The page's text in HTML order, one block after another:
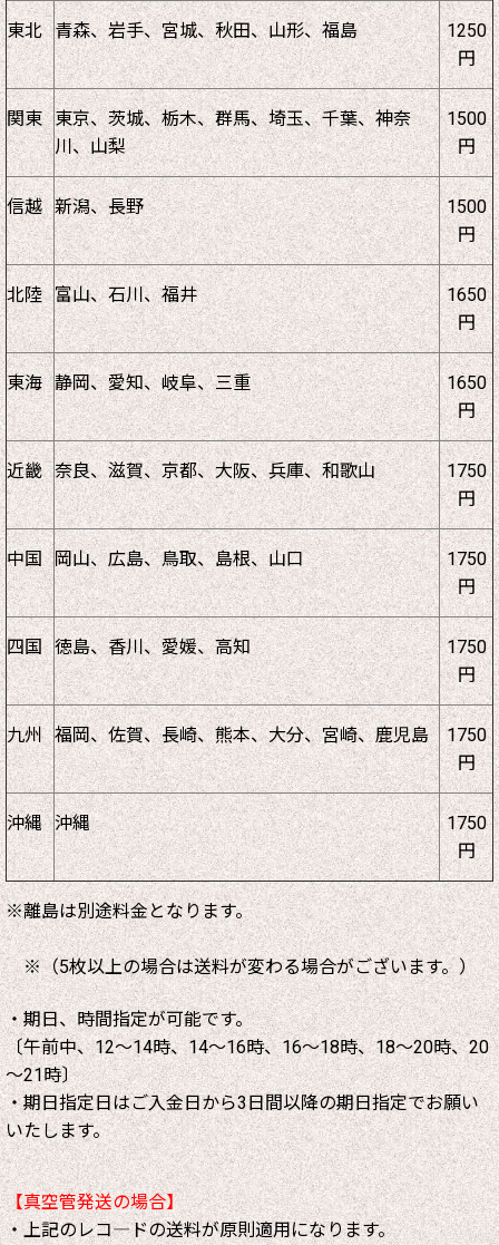
東北 青森、岩手、宮城、秋田、山形、福島
1250
円
関東 東京、茨城、栃木、群馬、埼玉、千葉、神奈
川、山梨
1500
円
信越 新潟、長野
1500
円
北陸 富山、石川、福井
1650
円
東海 静岡、愛知、岐阜、三重
1650
円
近畿 奈良、滋賀、京都、大阪、兵庫、和歌山
1750
円
中国 岡山、広島、鳥取、島根、山口
1750
円
四国 徳島、香川、愛媛、高知
1750
円
九州 福岡、佐賀、長崎、熊本、大分、宮崎、鹿児島
1750
円
沖縄 沖縄
1750
円
※離島は別途料金となります。
※（5枚以上の場合は送料が変わる場合がございます。）
・期日、時間指定が可能です。
〔午前中、12～14時、14～16時、16～18時、18～20時、20
～21時〕
・期日指定日はご入金日から3日間以降の期日指定でお願い
いたします。
【真空管発送の場合】
・上記のレコ―ドの送料が原則適用になります。